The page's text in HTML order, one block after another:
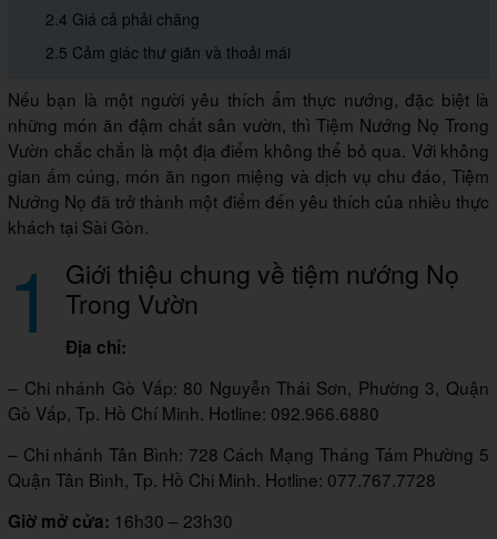
2.4 Giá cả phải chăng
2.5 Cảm giác thư giãn và thoải mái
Nếu bạn là một người yêu thích ẩm thực nướng, đặc biệt là
những món ăn đậm chất sân vườn, thì Tiệm Nướng Nọ Trong
Vườn chắc chắn là một địa điểm không thể bỏ qua. Với không
gian ấm cúng, món ăn ngon miệng và dịch vụ chu đáo, Tiệm
Nướng Nọ đã trở thành một điểm đến yêu thích của nhiều thực
khách tại Sài Gòn.
1 Giới thiệu chung về tiệm nướng Nọ
Trong Vườn
Địa chỉ:
– Chi nhánh Gò Vấp: 80 Nguyễn Thái Sơn, Phường 3, Quận
Gò Vấp, Tp. Hồ Chí Minh. Hotline: 092.966.6880
– Chi nhánh Tân Bình: 728 Cách Mạng Tháng Tám Phường 5
Quận Tân Bình, Tp. Hồ Chi Minh. Hotline: 077.767.7728
Giờ mở cửa: 16h30 – 23h30